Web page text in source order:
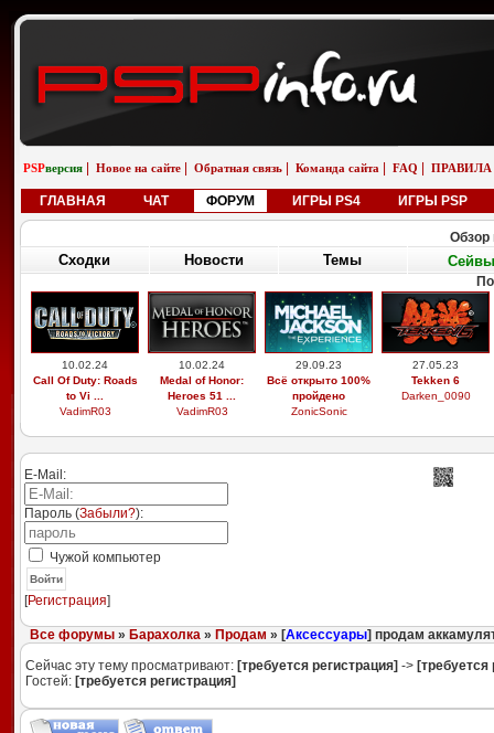
PSPверсия Новое на сайте Обратная связь Команда сайта FAQ ПРАВИЛА
ГЛАВНАЯ ЧАТ ФОРУМ ИГРЫ PS4 ИГРЫ PSP
Обзор
Сходки Новости Темы Сейвы
10.02.24
Call Of Duty: Roads
to Vi ...
VadimR03
10.02.24
Medal of Honor:
Heroes 51 ...
VadimR03
29.09.23
Всё открыто 100%
пройдено
ZonicSonic
27.05.23
Tekken 6
Darken_0090
E-Mail:
Пароль (Забыли?):
Чужой компьютер
Войти
[Регистрация]
Все форумы» Барахолка» Продам » [Аксессуары] продам
Сейчас эту тему просматривают: [требуется регистрация] -> [требуется
Гостей: [требуется регистрация]